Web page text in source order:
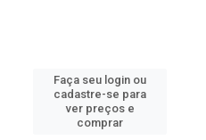
Faça seu login ou
cadastre-se para
ver preços e
comprar